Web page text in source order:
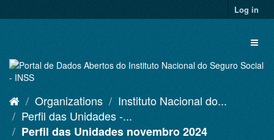
to
Log in
Organizations
Instituto Nacional do...
Perfil das Unidades -...
Perfil das Unidades novembro 2024